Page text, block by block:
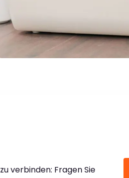
zu verbinden: Fragen Sie